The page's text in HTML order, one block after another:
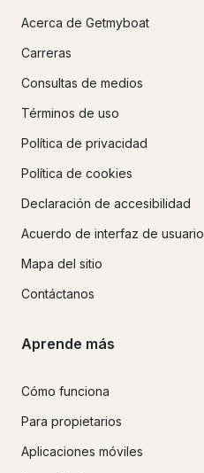
Acerca de Getmyboat
Carreras
Consultas de medios
Términos de uso
Política de privacidad
Política de cookies
Declaración de accesibilidad
Acuerdo de interfaz de usuario
Mapa del sitio
Contáctanos
Aprende más
Cómo funciona
Para propietarios
Aplicaciones móviles